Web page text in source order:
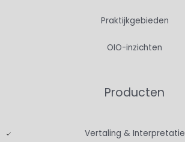
Praktijkgebieden
OIO-inzichten
Producten
Vertaling & Interpretatie